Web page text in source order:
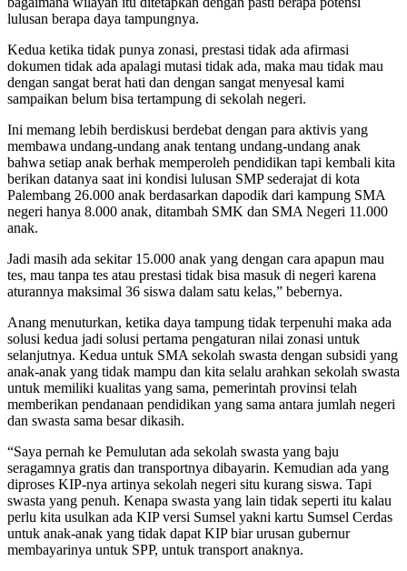
lulusan berapa daya tampungnya.
Kedua ketika tidak punya zonasi, prestasi tidak ada afirmasi
dokumen tidak ada apalagi mutasi tidak ada, maka mau tidak mau
dengan sangat berat hati dan dengan sangat menyesal kami
sampaikan belum bisa tertampung di sekolah negeri.
Ini memang lebih berdiskusi berdebat dengan para aktivis yang
membawa undang-undang anak tentang undang-undang anak
bahwa setiap anak berhak memperoleh pendidikan tapi kembali kita
berikan datanya saat ini kondisi lulusan SMP sederajat di kota
Palembang 26.000 anak berdasarkan dapodik dari kampung SMA
negeri hanya 8.000 anak, ditambah SMK dan SMA Negeri 11.000
anak.
Jadi masih ada sekitar 15.000 anak yang dengan cara apapun mau
tes, mau tanpa tes atau prestasi tidak bisa masuk di negeri karena
aturannya maksimal 36 siswa dalam satu kelas,” bebernya.
Anang menuturkan, ketika daya tampung tidak terpenuhi maka ada
solusi kedua jadi solusi pertama pengaturan nilai zonasi untuk
selanjutnya. Kedua untuk SMA sekolah swasta dengan subsidi yang
anak-anak yang tidak mampu dan kita selalu arahkan sekolah swasta
untuk memiliki kualitas yang sama, pemerintah provinsi telah
memberikan pendanaan pendidikan yang sama antara jumlah negeri
dan swasta sama besar dikasih.
“Saya pernah ke Pemulutan ada sekolah swasta yang baju
seragamnya gratis dan transportnya dibayarin. Kemudian ada yang
diproses KIP-nya artinya sekolah negeri situ kurang siswa. Tapi
swasta yang penuh. Kenapa swasta yang lain tidak seperti itu kalau
perlu kita usulkan ada KIP versi Sumsel yakni kartu Sumsel Cerdas
untuk anak-anak yang tidak dapat KIP biar urusan gubernur
membayarinya untuk SPP, untuk transport anaknya.